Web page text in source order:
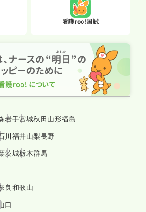
一時募集休止
ださい
ンク可
る
休憩45分）
看護roo!国試
岩手宮城秋田 山形福島
川 福井山梨長野
茨城栃木群馬
良和歌山
口